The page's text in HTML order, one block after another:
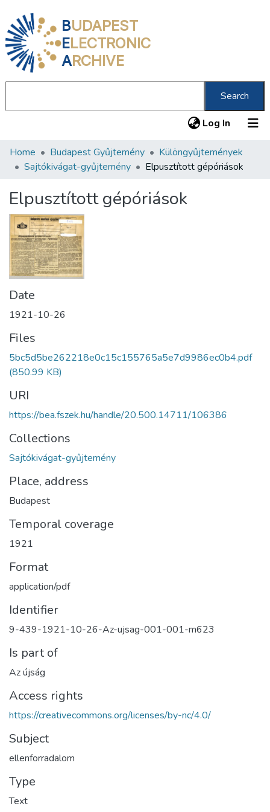
BUDAPEST
ELECTRONIC
ARCHIVE
Search
Log In (current)
Communities & Collections
Statistics
About us
Home Budapest Gyűjtemény
Különgyűjtemények
Sajtókivágat-gyűjtemény
Elpusztított gépóriások
Elpusztított gépóriások
Date
1921-10-26
Files
5bc5d5be262218e0c15c155765a5e7d9986ec0b4.pdf
(850.99 KB)
URI
https://bea.fszek.hu/handle/20.500.14711/106386
Collections
Sajtókivágat-gyűjtemény
Place, address
Budapest
Temporal coverage
1921
Format
application/pdf
Identifier
9-439-1921-10-26-Az-ujsag-001-001-m623
Is part of
Az újság
Access rights
https://creativecommons.org/licenses/by-nc/4.0/
Subject
ellenforradalom
Type
Text